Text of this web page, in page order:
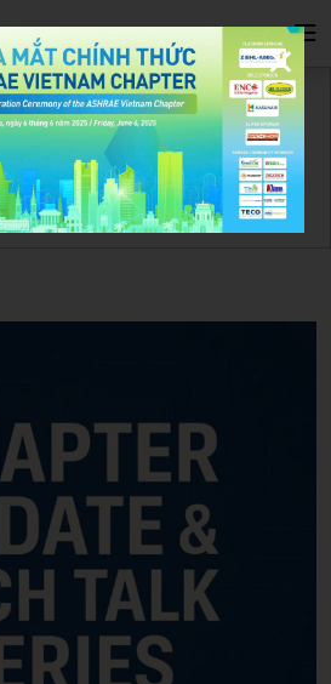
Events
×